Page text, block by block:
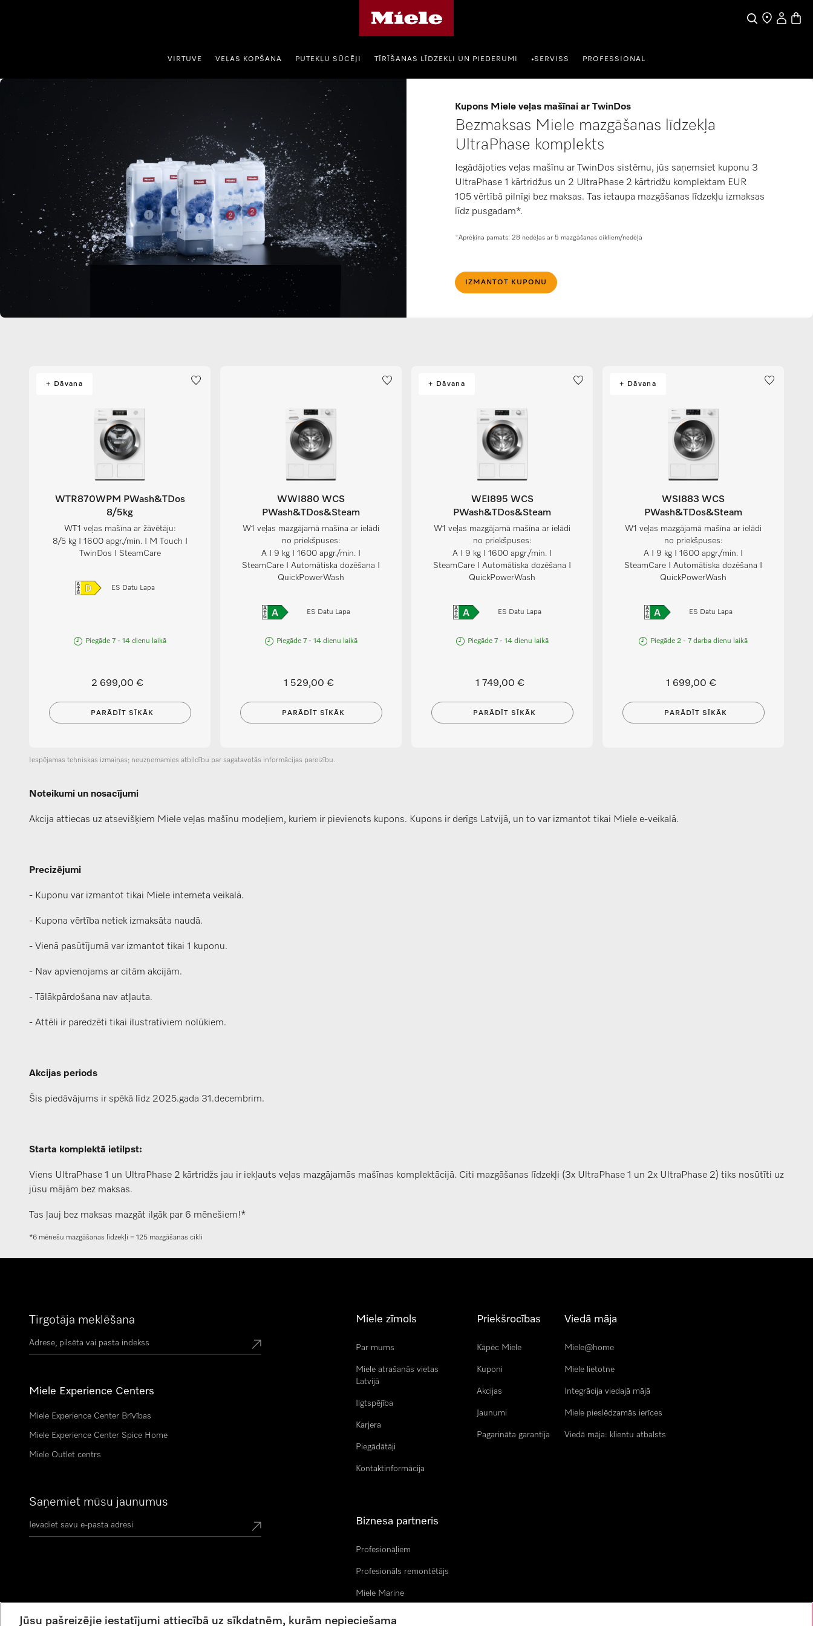
Meklēšana
TirgotājaLietotāja
Preču
VIRTUVE VEĻAS KOPŠANA PUTEKĻU SŪCĒJI TĪRĪŠANAS LĪDZEKĻI UN PIEDERUMI •SERVISS PROFESSIONAL
Kupons Miele veļas mašīnai ar TwinDos
Bezmaksas Miele mazgāšanas līdzekļa
UltraPhase komplekts
Iegādājoties veļas mašīnu ar TwinDos sistēmu, jūs saņemsiet kuponu 3
UltraPhase 1 kārtridžus un 2 UltraPhase 2 kārtridžu komplektam EUR
105 vērtībā pilnīgi bez maksas. Tas ietaupa mazgāšanas līdzekļu izmaksas
līdz pusgadam*.
*Aprēķina pamats: 28 nedēļas ar 5 mazgāšanas cikliem/nedēļā
IZMANTOT KUPONU
+ Dāvana
WTR870WPM PWash&TDos
8/5kg
WT1 veļas mašīna ar žāvētāju:
8/5 kg I 1600 apgr./min. I M Touch I
TwinDos I SteamCare
ES Datu Lapa
Piegāde 7 - 14 dienu laikā
2 699,00 €
PARĀDĪT SĪKĀK
WWI880 WCS
PWash&TDos&Steam
W1 veļas mazgājamā mašīna ar ielādi
no priekšpuses:
A I 9 kg I 1600 apgr./min. I
SteamCare I Automātiska dozēšana I
QuickPowerWash
ES Datu Lapa
Piegāde 7 - 14 dienu laikā
1 529,00 €
PARĀDĪT SĪKĀK
+ Dāvana
WEI895 WCS
PWash&TDos&Steam
W1 veļas mazgājamā mašīna ar ielādi
no priekšpuses:
A I 9 kg I 1600 apgr./min. I
SteamCare I Automātiska dozēšana I
QuickPowerWash
ES Datu Lapa
Piegāde 7 - 14 dienu laikā
1 749,00 €
PARĀDĪT SĪKĀK
+ Dāvana
WSI883 WCS
PWash&TDos&Steam
W1 veļas mazgājamā mašīna ar ielādi
no priekšpuses:
A I 9 kg I 1600 apgr./min. I
SteamCare I Automātiska dozēšana I
QuickPowerWash
ES Datu Lapa
Piegāde 2 - 7 darba dienu laikā
1 699,00 €
PARĀDĪT SĪKĀK
Iespējamas tehniskas izmaiņas; neuzņemamies atbildību par sagatavotās informācijas pareizību.
Noteikumi un nosacījumi
Akcija attiecas uz atsevišķiem Miele veļas mašīnu modeļiem, kuriem ir pievienots kupons. Kupons ir derīgs Latvijā, un to var izmantot tikai Miele e-veikalā.
Precizējumi
- Kuponu var izmantot tikai Miele interneta veikalā.
- Kupona vērtība netiek izmaksāta naudā.
- Vienā pasūtījumā var izmantot tikai 1 kuponu.
- Nav apvienojams ar citām akcijām.
- Tālākpārdošana nav atļauta.
- Attēli ir paredzēti tikai ilustratīviem nolūkiem.
Akcijas periods
Šis piedāvājums ir spēkā līdz 2025.gada 31.decembrim.
Starta komplektā ietilpst:
Viens UltraPhase 1 un UltraPhase 2 kārtridžs jau ir iekļauts veļas mazgājamās mašīnas komplektācijā. Citi mazgāšanas līdzekļi (3x UltraPhase 1 un 2x UltraPhase 2) tiks nosūtīti uz
jūsu mājām bez maksas.
Tas ļauj bez maksas mazgāt ilgāk par 6 mēnešiem!*
*6 mēnešu mazgāšanas līdzekļi = 125 mazgāšanas cikli
Tirgotāja meklēšana
Miele Experience Centers
Miele Experience Center Brīvības
Miele Experience Center Spice Home
Miele Outlet centrs
Saņemiet mūsu jaunumus
Miele zīmols
Par mums
Miele atrašanās vietas
Latvijā
Ilgtspējība
Karjera
Piegādātāji
Kontaktinformācija
Priekšrocības
Kāpēc Miele
Kuponi
Akcijas
Jaunumi
Pagarināta garantija
Viedā māja
Miele@home
Miele lietotne
Integrācija viedajā mājā
Miele pieslēdzamās ierīces
Viedā māja: klientu atbalsts
Biznesa partneris
Profesionāļiem
Profesionāls remontētājs
Miele Marine
Arhitekti & izstrādātāji
Jūsu pašreizējie iestatījumi attiecībā uz sīkdatnēm, kurām nepieciešama